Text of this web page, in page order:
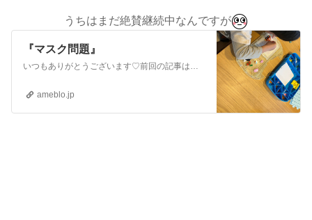
うちはまだ絶賛継続中なんですが
『マスク問題』
ameblo.jp